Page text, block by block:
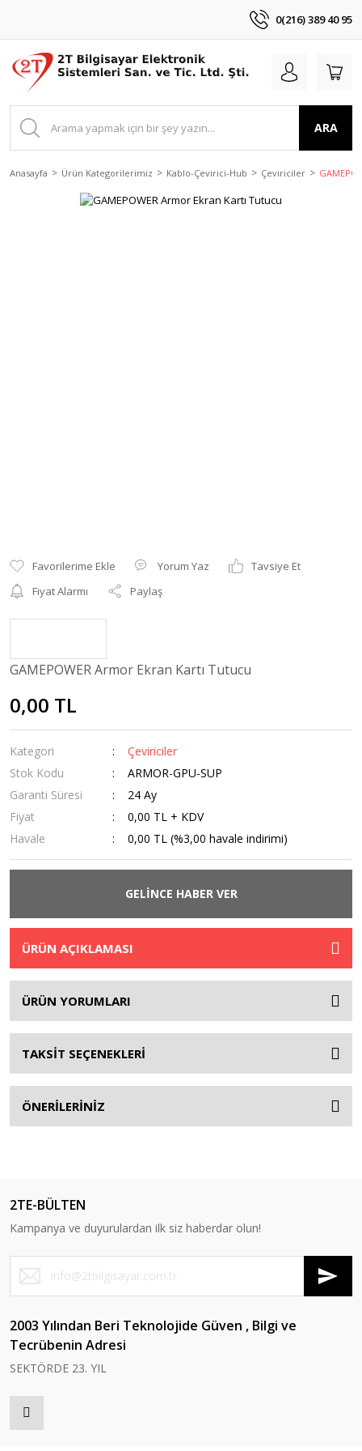
0(216) 389 40 95
ARA
Anasayfa Ürün Kategorilerimiz Kablo-Çevirici-Hub Çeviriciler
Yorum Yaz
Tavsiye Et
Fiyat Alarmı
Paylaş
GAMEPOWER Armor Ekran Kartı Tutucu
0,00 TL
Kategori
Çeviriciler
Stok Kodu
ARMOR-GPU-SUP
Garanti Süresi
24 Ay
Fiyat
0,00 TL + KDV
Havale
0,00 TL (%3,00 havale indirimi)
GELİNCE HABER VER
ÜRÜN AÇIKLAMASI
ÜRÜN YORUMLARI
TAKSİT SEÇENEKLERİ
ÖNERİLERİNİZ
2TE-BÜLTEN
Kampanya ve duyurulardan ilk siz haberdar olun!
2003 Yılından Beri Teknolojide Güven , Bilgi ve
Tecrübenin Adresi
SEKTÖRDE 23. YIL